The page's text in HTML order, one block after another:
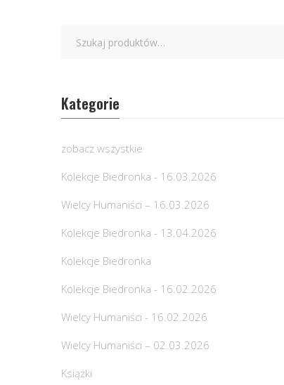
Kategorie
zobacz wszystkie
Kolekcje Biedronka - 16.03.2026
Wielcy Humaniści – 16.03.2026
Kolekcje Biedronka - 13.04.2026
Kolekcje Biedronka
Kolekcje Biedronka - 16.02.2026
Wielcy Humaniści - 16.02.2026
Wielcy Humaniści – 02.03.2026
Książki